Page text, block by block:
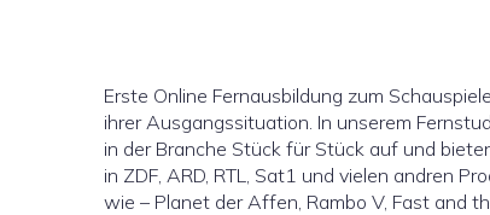
Erste Online Fernausbildung zum
ihrer Ausgangssituation. In unserem
in der Branche Stück für Stück auf und
in ZDF, ARD, RTL, Sat1 und vielen andren
wie – Planet der Affen, Rambo V, Fast and